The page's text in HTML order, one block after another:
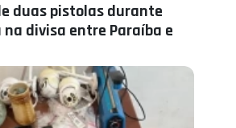
duas pistolas durante
divisa entre Paraíba e